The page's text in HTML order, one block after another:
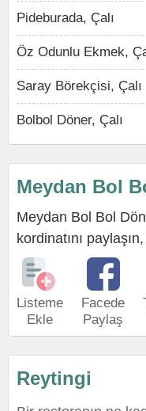
Pideburada, Çalı
Öz Odunlu Ekmek,
Saray Börekçisi, Çalı
Bolbol Döner, Çalı
Meydan Bol
Meydan Bol Bol
kordinatını
Listeme
Ekle
Facede
Paylaş
Reytingi